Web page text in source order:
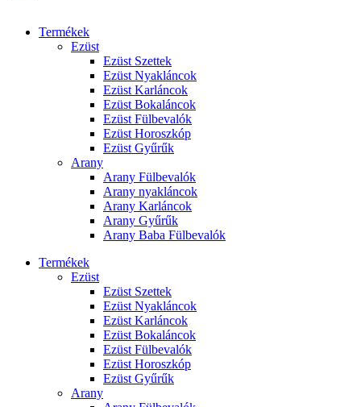
Termékek
Ezüst
Ezüst Szettek
Ezüst Nyakláncok
Ezüst Karláncok
Ezüst Bokaláncok
Ezüst Fülbevalók
Ezüst Horoszkóp
Ezüst Gyűrűk
Arany
Arany Fülbevalók
Arany nyakláncok
Arany Karláncok
Arany Gyűrűk
Arany Baba Fülbevalók
Termékek
Ezüst
Ezüst Szettek
Ezüst Nyakláncok
Ezüst Karláncok
Ezüst Bokaláncok
Ezüst Fülbevalók
Ezüst Horoszkóp
Ezüst Gyűrűk
Arany